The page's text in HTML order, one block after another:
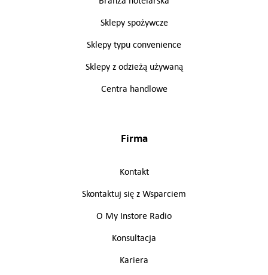
Sklepy spożywcze
Sklepy typu convenience
Sklepy z odzieżą używaną
Centra handlowe
Firma
Kontakt
Skontaktuj się z Wsparciem
O My Instore Radio
Konsultacja
Kariera